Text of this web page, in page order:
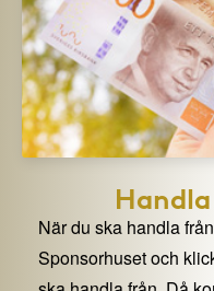
När du ska handla
Sponsorhuset och